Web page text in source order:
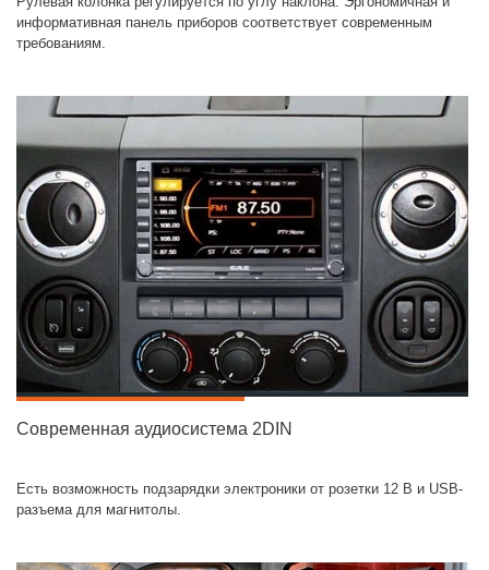
информативная панель приборов соответствует современным
требованиям.
Современная аудиосистема 2DIN
Есть возможность подзарядки электроники от розетки 12 В и USB-
разъема для магнитолы.